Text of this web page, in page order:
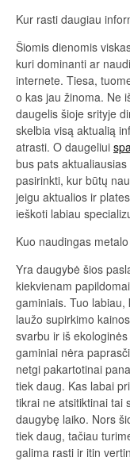
Kur rasti daugiau
Šiomis dienomis
kuri dominanti ar
internete. Tiesa,
o kas jau žinoma. Ne
daugelis šioje srityje
skelbia visą aktualią
atrasti. O daugeliui
bus pats
pasirinkti, kur būtų
jeigu aktualios ir
ieškoti labiau
Kuo naudingas
Yra daugybė šios
kiekvienam
gaminiais. Tuo
laužo supirkimo
svarbu ir iš
gaminiai nėra
netgi pakartotinai
tiek daug. Kas labai
tikrai ne atsitiktinai tai
daugybę laiko. Nors
tiek daug, tačiau
galima rasti ir itin